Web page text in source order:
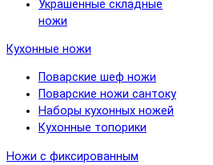
Украшенные складные
ножи
Кухонные ножи
Поварские шеф ножи
Поварские ножи сантоку
Наборы кухонных ножей
Кухонные топорики
Ножи с фиксированным